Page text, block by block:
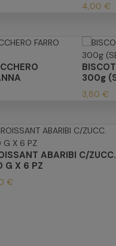
4,00 €
300g
3,80 €
ABARIBI C/ZUCC.
G X 6 PZ
€